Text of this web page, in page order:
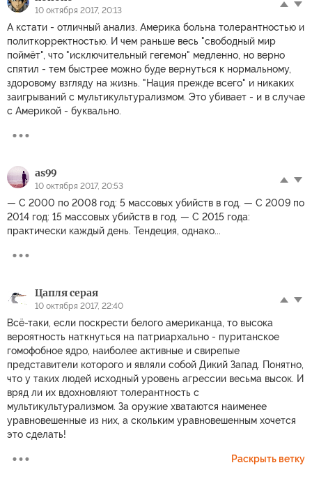
10 октября 2017, 20:13
А кстати - отличный анализ. Америка больна толерантностью и
политкорректностью. И чем раньше весь "свободный мир
поймёт", что "исключительный гегемон" медленно, но верно
спятил - тем быстрее можно буде вернуться к нормальному,
здоровому взгляду на жизнь. "Нация прежде всего" и никаких
заигрываний с мультикультурализмом. Это убивает - и в случае
с Америкой - буквально.
as99
10 октября 2017, 20:53
— С 2000 по 2008 год: 5 массовых убийств в год. — С 2009 по
2014 год: 15 массовых убийств в год. — С 2015 года:
практически каждый день. Тендеция, однако...
Цапля серая
10 октября 2017, 22:40
Всё-таки, если поскрести белого американца, то высока
вероятность наткнуться на патриархально - пуританское
гомофобное ядро, наиболее активные и свирепые
представители которого и являли собой Дикий Запад. Понятно,
что у таких людей исходный уровень агрессии весьма высок. И
вряд ли их вдохновляют толерантность с
мультикультурализмом. За оружие хватаются наименее
уравновешенные из них, а скольким уравновешенным хочется
это сделать!
Раскрыть ветку